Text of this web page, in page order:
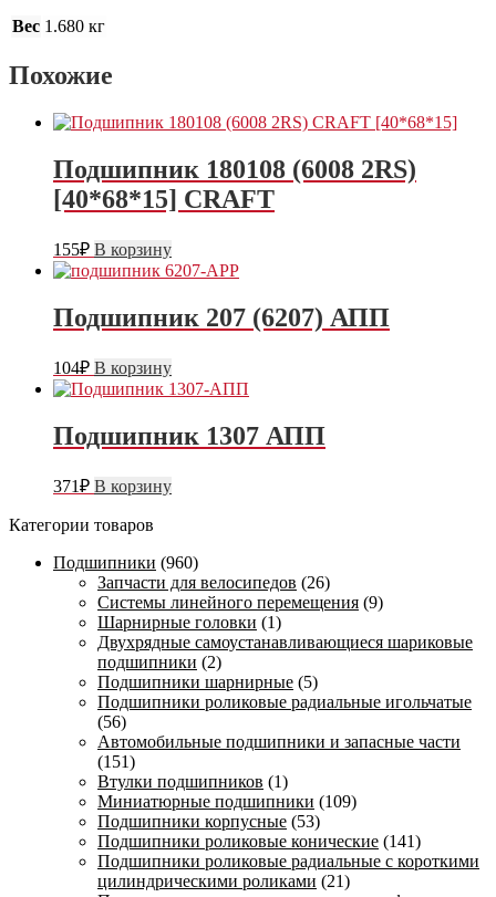
Вес 1.680 кг
Похожие
Подшипник 180108 (6008 2RS)
[40*68*15] CRAFT
155₽ В корзину
Подшипник 207 (6207) АПП
104₽ В корзину
Подшипник 1307 АПП
371₽ В корзину
Категории товаров
Подшипники (960)
Запчасти для велосипедов (26)
Системы линейного перемещения (9)
Шарнирные головки (1)
Двухрядные самоустанавливающиеся шариковые
подшипники (2)
Подшипники шарнирные (5)
Подшипники роликовые радиальные игольчатые
(56)
Автомобильные подшипники и запасные части
(151)
Втулки подшипников (1)
Миниатюрные подшипники (109)
Подшипники корпусные (53)
Подшипники роликовые конические (141)
Подшипники роликовые радиальные с короткими
цилиндрическими роликами (21)